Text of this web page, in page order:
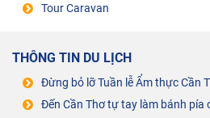
Tour Caravan
THÔNG TIN DU LỊCH
Đừng bỏ lỡ Tuần lễ Ẩm thực Cần
Đến Cần Thơ tự tay làm bánh pía